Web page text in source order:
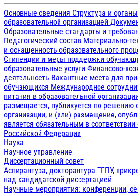
Основные сведения Структура и
образовательной организацией
Образовательные стандарты и
Педагогический состав Материально-
и оснащенность образовательного
Стипендии и меры поддержки
образовательные услуги Финансово-
деятельность Вакантные места для
обучающихся Международное
питания в образовательной организации
размещается, публикуется по решению
организации, и (или) размещение,
является обязательным в
Российской Федерации
Наука
Научное управление
Диссертационный совет
Аспирантура, докторантура ТГПУ,
над кандидатской диссертацией
Научные мероприятия: конференции,